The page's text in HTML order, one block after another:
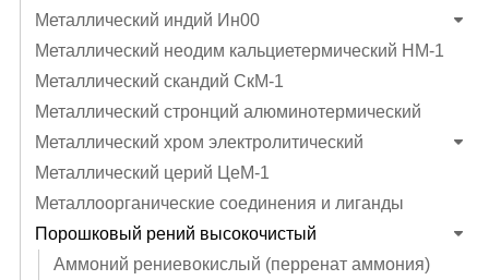
Металлический индий Ин00
Металлический неодим кальциетермический НМ-1
Металлический скандий СкМ-1
Металлический стронций алюминотермический
Металлический хром электролитический
Металлический церий ЦеМ-1
Металлоорганические соединения и лиганды
Порошковый рений высокочистый
Аммоний рениевокислый (перренат аммония)